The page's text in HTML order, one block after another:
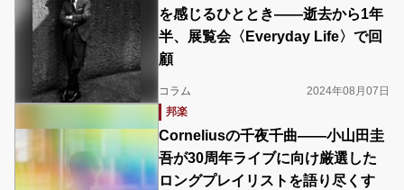
を感じるひととき――逝去から1年
半、展覧会〈Everyday Life〉で回
顧
コラム
2024年08月07日
邦楽
Corneliusの千夜千曲――小山田圭
吾が30周年ライブに向け厳選した
ロングプレイリストを語り尽くす